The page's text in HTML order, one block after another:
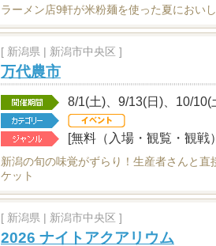
ラーメン店9軒が米粉麺を使った夏におい
[ 新潟県 | 新潟市中央区 ]
万代農市
8/1(土)、9/13(日)、10/10(
[無料（入場・観覧・観戦
新潟の旬の味覚がずらり！生産者さんと
ケット
[ 新潟県 | 新潟市中央区 ]
2026 ナイトアクアリウム